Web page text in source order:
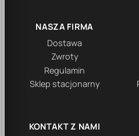
NASZA FIRMA
Dostawa
Zwroty
Regulamin
Sklep stacjonarny
KONTAKT Z NAMI